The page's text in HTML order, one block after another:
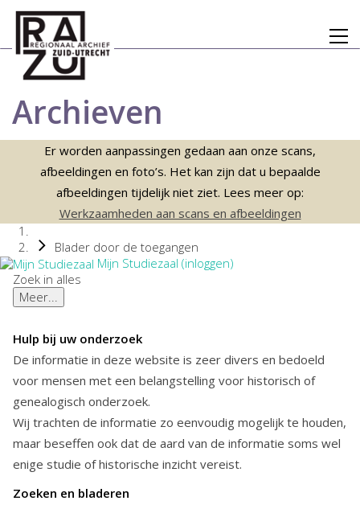
Archieven
Er worden aanpassingen gedaan aan onze scans,
afbeeldingen en foto’s. Het kan zijn dat u bepaalde
afbeeldingen tijdelijk niet ziet. Lees meer op:
Werkzaamheden aan scans en afbeeldingen
Blader door de toegangen
Mijn Studiezaal (inloggen)
Zoek in alles
Meer...
Hulp bij uw onderzoek
De informatie in deze website is zeer divers en bedoeld
voor mensen met een belangstelling voor historisch of
genealogisch onderzoek.
Wij trachten de informatie zo eenvoudig mogelijk te houden,
maar beseffen ook dat de aard van de informatie soms wel
enige studie of historische inzicht vereist.
Zoeken en bladeren